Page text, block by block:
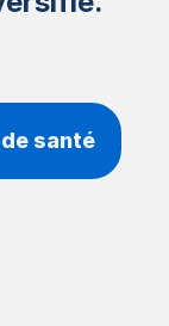
santé